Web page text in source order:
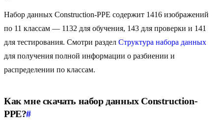
Набор данных Construction-PPE содержит 1416 изображений
по 11 классам — 1132 для обучения, 143 для проверки и 141
для тестирования. Смотри раздел Структура набора данных
для получения полной информации о разбиении и
распределении по классам.
Как мне скачать набор данных Construction-
PPE?#